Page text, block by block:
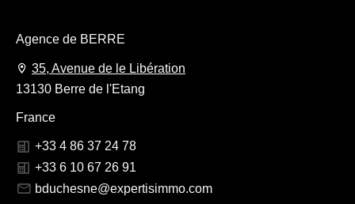
Agence de BERRE
35, Avenue de le Libération
13130 Berre de l'Etang
France
+33 4 86 37 24 78
+33 6 10 67 26 91
bduchesne@expertisimmo.com